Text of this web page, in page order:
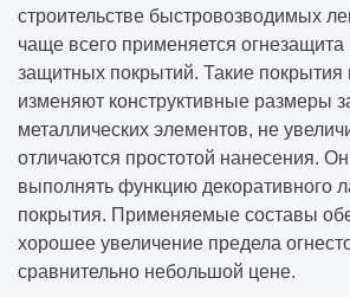
строительстве быстровозводимых
чаще всего применяется
защитных покрытий. Такие покрытия
изменяют конструктивные размеры
металлических элементов, не
отличаются простотой нанесения.
выполнять функцию декоративного
покрытия. Применяемые составы
хорошее увеличение предела
сравнительно небольшой цене.